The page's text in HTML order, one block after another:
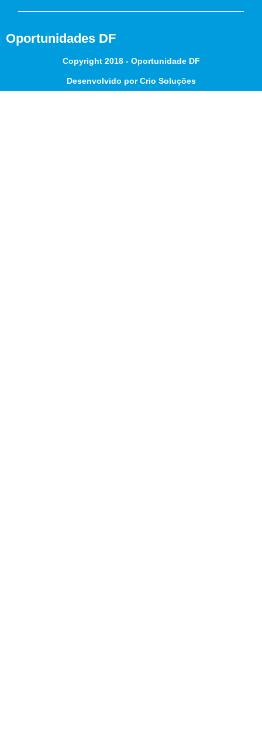
Oportunidades DF
Copyright 2018 - Oportunidade DF
Desenvolvido por Crio Soluções